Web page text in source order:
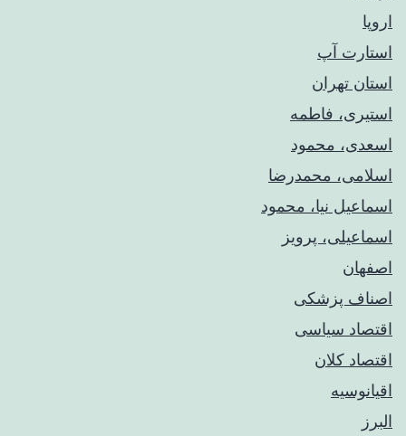
اروپا
استارت آپ
استان تهران
استیری، فاطمه
اسعدی، محمود
اسلامی، محمدرضا
اسماعیل نیا، محمود
اسماعیلی، پرویز
اصفهان
اصناف پزشکی
اقتصاد سیاسی
اقتصاد کلان
اقیانوسیه
البرز